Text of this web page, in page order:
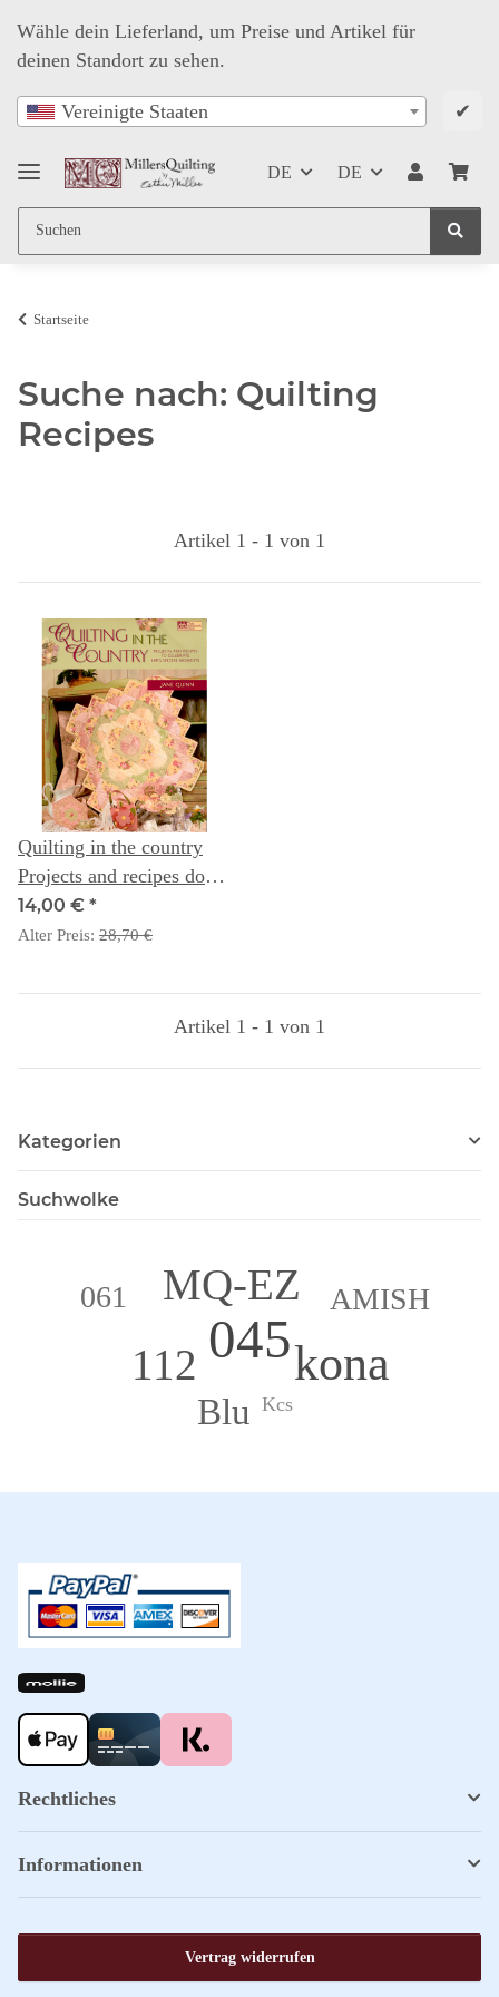
Wähle dein Lieferland, um Preise und Artikel für
deinen Standort zu sehen.
Vereinigte Staaten ✔
DE DE
Startseite
Suche nach: Quilting
Recipes
Artikel 1 - 1 von 1
Quilting in the country
Projects and recipes do
celebrate Life's special
Moments
14,00 € *
Alter Preis: 28,70 €
Artikel 1 - 1 von 1
Kategorien
Suchwolke
045kona
MQ-EZ
112
Blu
AMISH
061
Kcs
Rechtliches
Informationen
Vertrag widerrufen